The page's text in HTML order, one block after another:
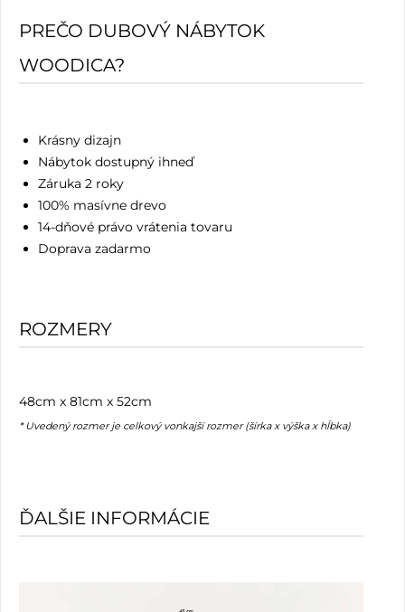
PREČO DUBOVÝ NÁBYTOK
WOODICA?
Krásny dizajn
Nábytok dostupný ihneď
Záruka 2 roky
100% masívne drevo
14-dňové právo vrátenia tovaru
Doprava zadarmo
ROZMERY
48cm x 81cm x 52cm
* Uvedený rozmer je celkový vonkajší rozmer (šírka x výška x hĺbka)
ĎALŠIE INFORMÁCIE